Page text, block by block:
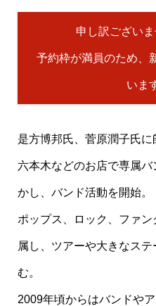
申し訳ございま
予約枠が満員のため、
いま
是方博邦氏、菅原潤子氏に
六本木などのお店で専属
かし、バンド活動を開始。
ポップス、ロック、ファ
属し、ツアーや大きなス
む。
2009年頃からはバンドや